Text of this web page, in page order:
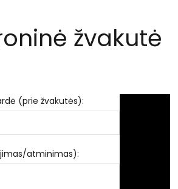
žvakutė
(prie žvakutės):
atminimas):